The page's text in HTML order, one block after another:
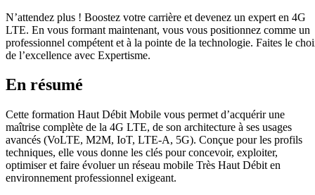
N’attendez plus ! Boostez votre carrière et devenez un expert en 4G
LTE. En vous formant maintenant, vous vous positionnez comme un
professionnel compétent et à la pointe de la technologie. Faites le
de l’excellence avec Expertisme.
En résumé
Cette formation Haut Débit Mobile vous permet d’acquérir une
maîtrise complète de la 4G LTE, de son architecture à ses usages
avancés (VoLTE, M2M, IoT, LTE-A, 5G). Conçue pour les profils
techniques, elle vous donne les clés pour concevoir, exploiter,
optimiser et faire évoluer un réseau mobile Très Haut Débit en
environnement professionnel exigeant.